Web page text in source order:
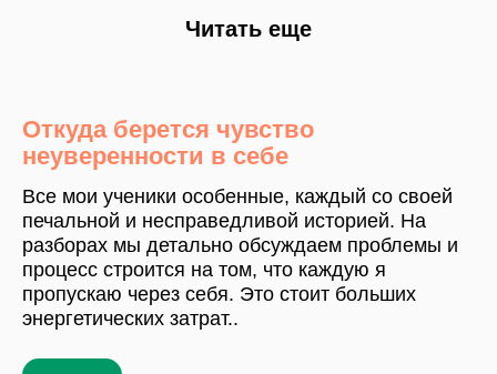
Читать еще
Откуда берется чувство
неуверенности в себе
Все мои ученики особенные, каждый со своей
печальной и несправедливой историей. На
разборах мы детально обсуждаем проблемы и
процесс строится на том, что каждую я
пропускаю через себя. Это стоит больших
энергетических затрат..